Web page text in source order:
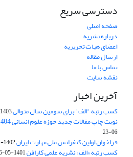
دسترسی سریع
صفحه اصلی
درباره نشریه
اعضای هیات تحریریه
ارسال مقاله
تماس با ما
نقشه سایت
آخرین اخبار
کسب رتبه "الف" برای سومین سال متوالی1403-02-01
نوبت چاپ مقالات جدید حوزه علوم انسانی 1404و به بعد خواهد بود
06-23
فراخوان اولین کنفرانس ملی مهارت ایران1402-01-28
کسب رتبه «الف» نشریه علمی کارافن1401-05-06